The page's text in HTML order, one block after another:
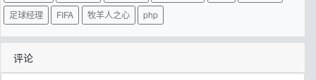
足球经理
FIFA 牧羊人之心 php
评论